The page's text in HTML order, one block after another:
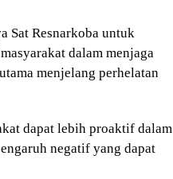
Sat Resnarkoba untuk
dalam menjaga
menjelang perhelatan
dapat lebih proaktif dalam
negatif yang dapat